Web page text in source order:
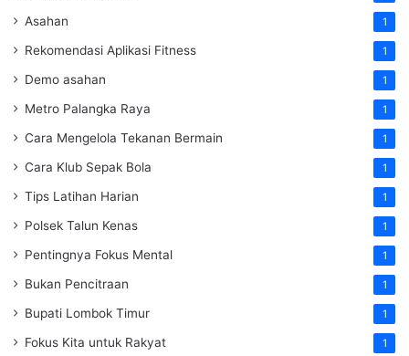
Asahan 1
Rekomendasi Aplikasi Fitness 1
Demo asahan 1
Metro Palangka Raya 1
Cara Mengelola Tekanan Bermain 1
Cara Klub Sepak Bola 1
Tips Latihan Harian 1
Polsek Talun Kenas 1
Pentingnya Fokus Mental 1
Bukan Pencitraan 1
Bupati Lombok Timur 1
Fokus Kita untuk Rakyat 1